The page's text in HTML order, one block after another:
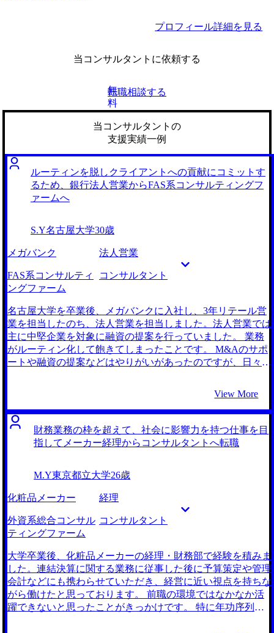
プロフィール詳細を見る
当コンサルタントに依頼する
無
料
転職相談する
当コンサルタントの
支援実績一例
ルーティンを脱しクライアントへの貢献にコミットす
るため、銀行法人営業からFAS系コンサルティングフ
ァームへ
S.Y名古屋大学30歳
メガバンク 法人営業
FAS系コンサルティ
ングファーム
コンサルタント
名古屋大学を卒業後、メガバンクに入社し、3年リテール営
業を担当したのち、法人営業を担当しました。法人営業では
主に中堅企業を対象に融資の提案を行っていました。 業務
がルーティン化して飽きてしまったことです。 M&Aのサポ
ートや融資の提案などはやりがいがあったのですが、日々の
イアントとの本質的な関係構築が難しいと感じていました。
FASコンサルタントが担当する事業再生プロジェクトの事例
を紹介している投稿をSNSで見つけたことがきっかけです。
そもそもFAS系コンサルティングファームの種類自体よく知
験が活かせそうだということから、非常に魅力的に感じまし
いたのですが、各ファームと強力なコネクションを持ってい
るという紹介文に惹かれてお話しすることにしました。稲田
さんは私のFAS系コンサルティングファームに転職したいと
必要な準備を整理して教えてくださりました。この方に頼め
ば間違いないと思い、支援をお願いすることにしました。
ファームとのコネクションが強みだとは伺っていましたが、
実際本当に沢山の求人を提示いただきました。おかげで各フ
ァームの待遇やカルチャーなどを比較検討することができま
View More
財務業務の枠を超えて、社会に影響力を持つ仕事を目
指してメーカー経理からコンサルタントへ転職
M.Y東京都立大学26歳
化粧品メーカー 経理
外資系総合コンサル
ティングファーム
コンサルタント
大学卒業後、化粧品メーカーの経理・財務部で経験を積みま
した。連結決算に関する業務に従事した後に予算策定や管理
会計などにも携わらせていただき、経営に近い視点を持ちな
がら働けたと思っております。 前職の環境ではなかなか活
躍できないと思ったことがきっかけです。 特に年功序列の